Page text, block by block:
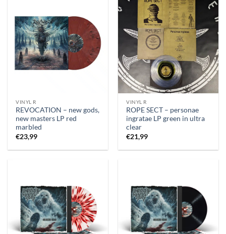
VINYL R
REVOCATION – new gods,
new masters LP red
marbled
€23,99
VINYL R
ROPE SECT – personae
ingratae LP green in ultra
clear
€21,99